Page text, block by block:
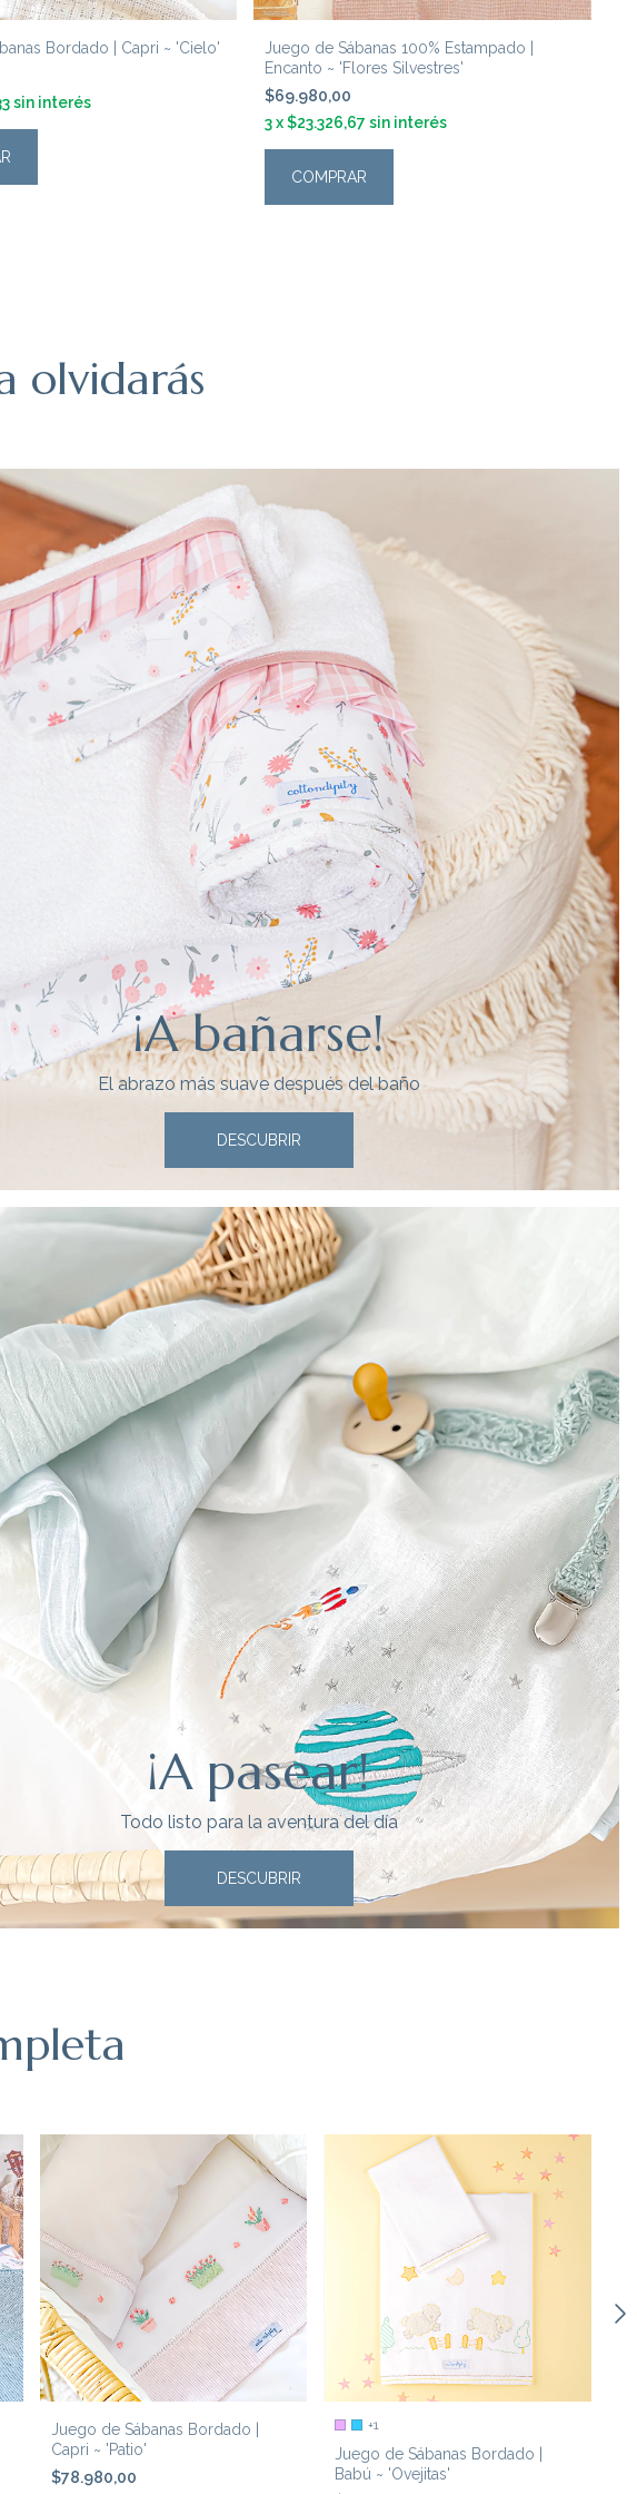
Bordado | Capri ~ 'Cielo'
sin interés
Juego de Sábanas 100% Estampado |
Encanto ~ 'Flores Silvestres'
$69.980,00
3 x$23.326,67 sin interés
COMPRAR
olvidarás
¡A bañarse!
El abrazo más suave después del baño
DESCUBRIR
¡A pasear!
Todo listo para la aventura del día
DESCUBRIR
Juego de Sábanas Bordado |
Capri ~ 'Patio'
$78.980,00
+1
Juego de Sábanas Bordado |
Babú ~ 'Ovejitas'